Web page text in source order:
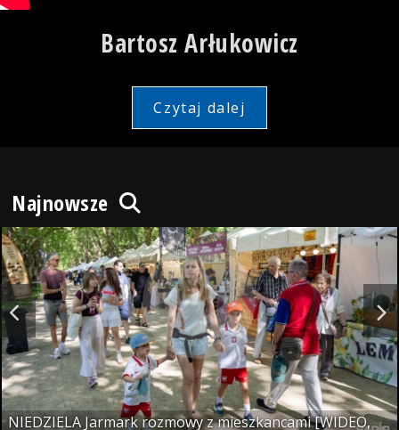
Bartosz Arłukowicz
Czytaj dalej
Najnowsze
NIEDZIELA Jarmark rozmowy z mieszkancami [WIDEO,